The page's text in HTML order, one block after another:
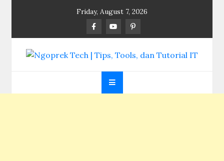
Friday, August 7, 2026
Ngoprek Tech | Tips,
Tools, dan Tutorial